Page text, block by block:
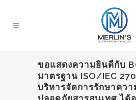
ขอแสดงความยินดีกับ
มาตรฐาน ISO/IEC
บริหารจัดการรักษาคว